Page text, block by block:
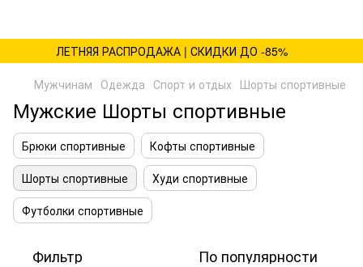
ЛЕТНЯЯ РАСПРОДАЖА | СКИДКИ ДО -85%
Мужчинам Одежда Спорт и отдых Шорты спортивные
Мужские Шорты спортивные
Брюки спортивные
Кофты спортивные
Шорты спортивные
Худи спортивные
Футболки спортивные
Фильтр По популярности